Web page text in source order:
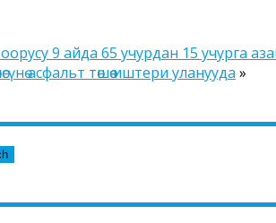
9 айда 65 учурдан 15 учурга
асфальт төшөө иштери уланууда »